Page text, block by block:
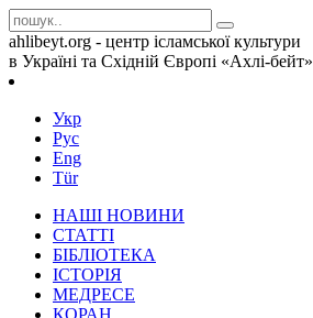
ahlibeyt.org - центр ісламської культури
в Україні та Східній Європі «Ахлі-бейт»
Укр
Рус
Eng
Tür
НАШІ НОВИНИ
СТАТТІ
БІБЛІОТЕКА
ІСТОРІЯ
МЕДРЕСЕ
КОРАН